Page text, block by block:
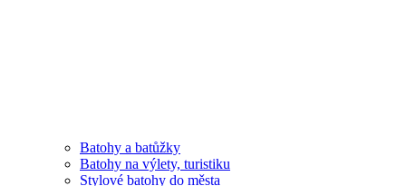
Batohy a batůžky
Batohy na výlety, turistiku
Stylové batohy do města